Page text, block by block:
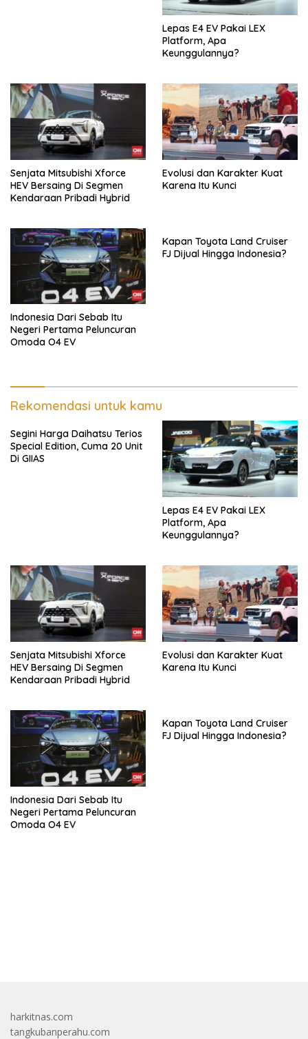
Lepas E4 EV Pakai LEX
Platform, Apa
Keunggulannya?
Senjata Mitsubishi Xforce
HEV Bersaing Di Segmen
Kendaraan Pribadi Hybrid
Evolusi dan Karakter Kuat
Karena Itu Kunci
Indonesia Dari Sebab Itu
Negeri Pertama Peluncuran
Omoda O4 EV
Kapan Toyota Land Cruiser
FJ Dijual Hingga Indonesia?
Rekomendasi untuk kamu
Segini Harga Daihatsu Terios
Special Edition, Cuma 20 Unit
Di GIIAS
Lepas E4 EV Pakai LEX
Platform, Apa
Keunggulannya?
Senjata Mitsubishi Xforce
HEV Bersaing Di Segmen
Kendaraan Pribadi Hybrid
Evolusi dan Karakter Kuat
Karena Itu Kunci
Indonesia Dari Sebab Itu
Negeri Pertama Peluncuran
Omoda O4 EV
Kapan Toyota Land Cruiser
FJ Dijual Hingga Indonesia?
harkitnas.com
tangkubanperahu.com